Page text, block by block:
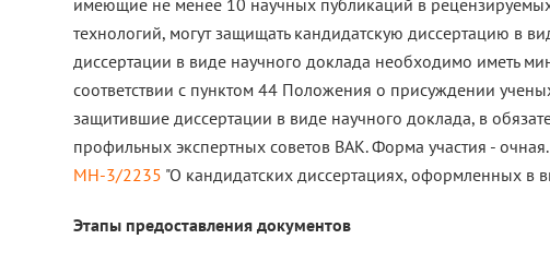
имеющие не менее 10 научных публикаций в
технологий, могут защищать кандидатскую диссертацию в
диссертации в виде научного доклада необходимо иметь
соответствии с пунктом 44 Положения о присуждении
защитившие диссертации в виде научного доклада, в
профильных экспертных советов ВАК. Форма участия -
МН-3/2235 "О кандидатских диссертациях, оформленных в
Этапы предоставления документов